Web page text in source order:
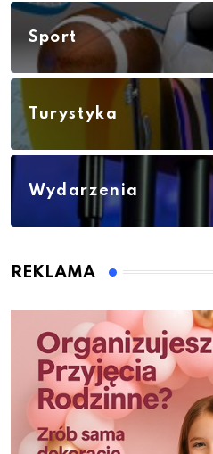
Sport
Turystyka
Wydarzenia
REKLAMA